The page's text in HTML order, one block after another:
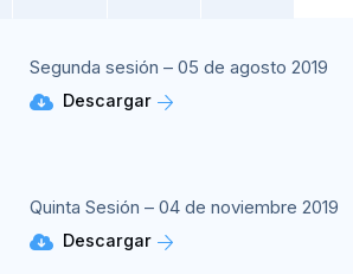
Segunda sesión – 05 de agosto 2019
Descargar
Quinta Sesión – 04 de noviembre 2019
Descargar